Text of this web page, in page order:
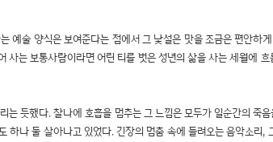
예술 양식은 보여준다는 점에서 그 낯설은 맛을 조금은 편안하
는 보통사람이라면 어린 티를 벗은 성년의 삶을 사는 세월에
듯했다. 찰나에 호흡을 멈추는 그 느낌은 모두가 일순간의 죽
하나 둘 살아나고 있었다. 긴장의 멈춤 속에 들려오는 음악소리